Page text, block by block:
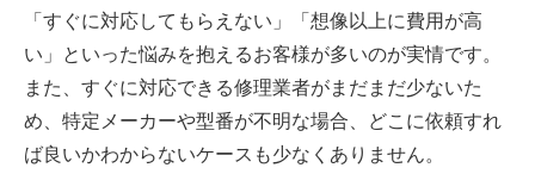
「すぐに対応してもらえない」「想像以上に費用が高
い」といった悩みを抱えるお客様が多いのが実情です。
また、すぐに対応できる修理業者がまだまだ少ないた
め、特定メーカーや型番が不明な場合、どこに依頼すれ
ば良いかわからないケースも少なくありません。